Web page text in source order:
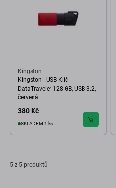
Kingston
Kingston - USB Klíč
DataTraveler 128 GB, USB 3.2,
červená
380 Kč
SKLADEM 1 ks
5 z 5 produktů